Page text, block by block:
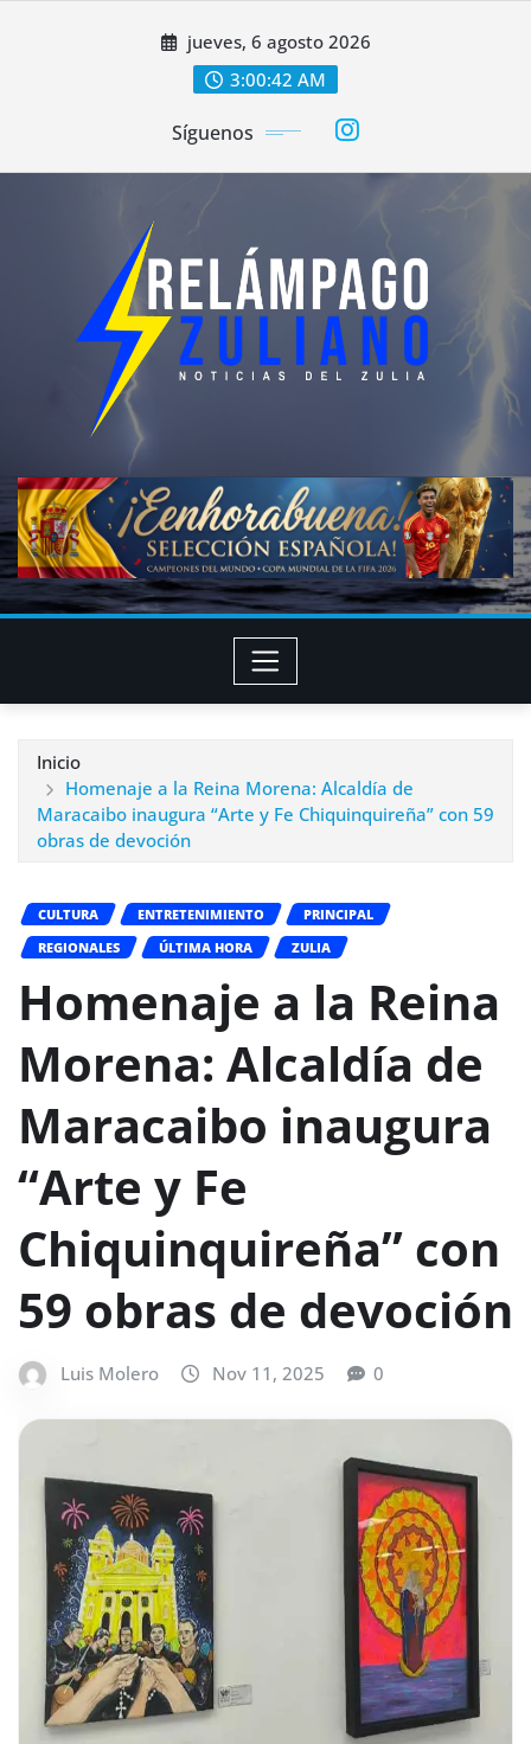
jueves, 6 agosto 2026
3:00:44 AM
Síguenos
Inicio
Homenaje a la Reina Morena: Alcaldía de
Maracaibo inaugura “Arte y Fe Chiquinquireña” con 59
obras de devoción
CULTURA ENTRETENIMIENTO
PRINCIPAL
REGIONALES
ÚLTIMA HORA ZULIA
Homenaje a la Reina
Morena: Alcaldía de
Maracaibo inaugura
“Arte y Fe
Chiquinquireña” con
59 obras de devoción
Luis Molero Nov 11, 2025 0